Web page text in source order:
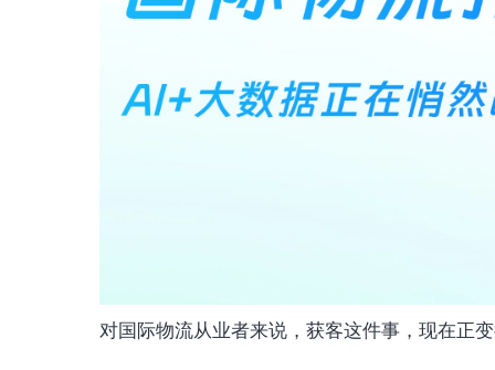
对国际物流从业者来说，获客这件事，现在正